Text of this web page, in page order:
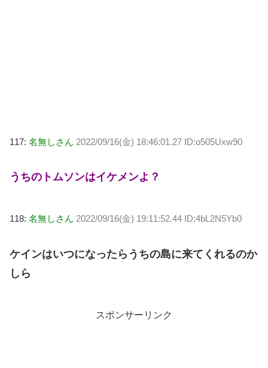
117: 名無しさん 2022/09/16(金) 18:46:01.27 ID:o505Uxw90
うちのトムソンはイケメンよ？
118: 名無しさん 2022/09/16(金) 19:11:52.44 ID:4bL2N5Yb0
ケインはいつになったらうちの島に来てくれるのか
しら
スポンサーリンク